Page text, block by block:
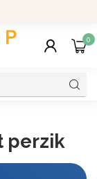
0
perzik